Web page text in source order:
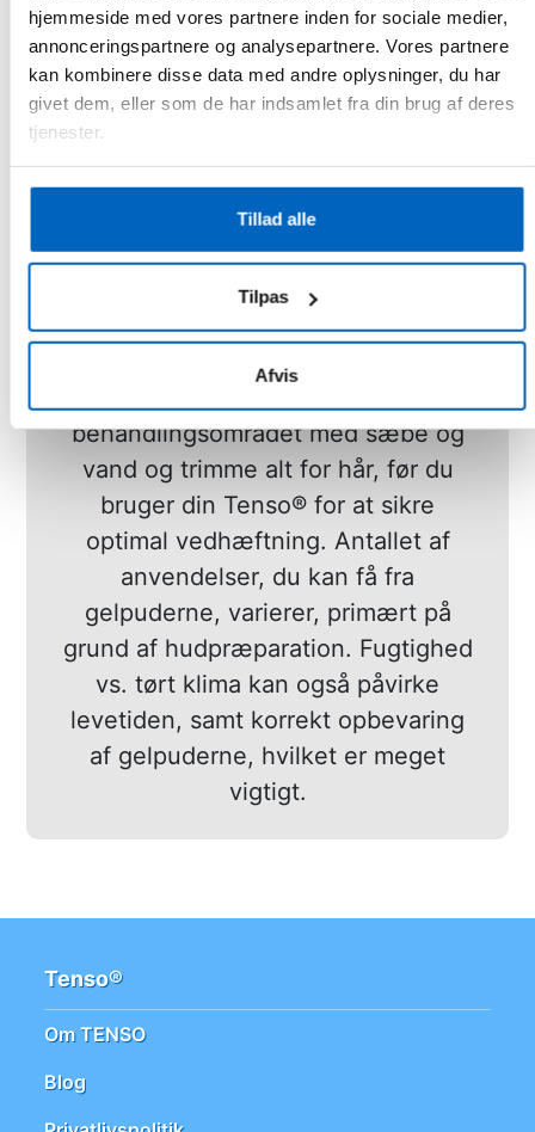
hjemmeside med vores partnere inden for sociale medier,
annonceringspartnere og analysepartnere. Vores partnere
kan kombinere disse data med andre oplysninger, du har
givet dem, eller som de har indsamlet fra din brug af deres
tjenester.
Tillad alle
Tilpas
Afvis
Gelpuderne kan bruges til 10-12
gange. Ud over dette punkt vil
kvaliteten af stimuleringen mindskes.
klæbrighed, dab et par dråber vand
på gelen for at hydrere gelpuden
igen. Tør vandet af før påføring på
huden. Overdreven olie,
fugtighedscreme og sved vil påvirke
gelpudens evne til at klæbe
behandlingsområdet med sæbe og
vand og trimme alt for hår, før du
bruger din Tenso® for at sikre
optimal vedhæftning. Antallet af
anvendelser, du kan få fra
gelpuderne, varierer, primært på
grund af hudpræparation. Fugtighed
vs. tørt klima kan også påvirke
levetiden, samt korrekt opbevaring
af gelpuderne, hvilket er meget
vigtigt.
Tenso®
Om TENSO
Blog